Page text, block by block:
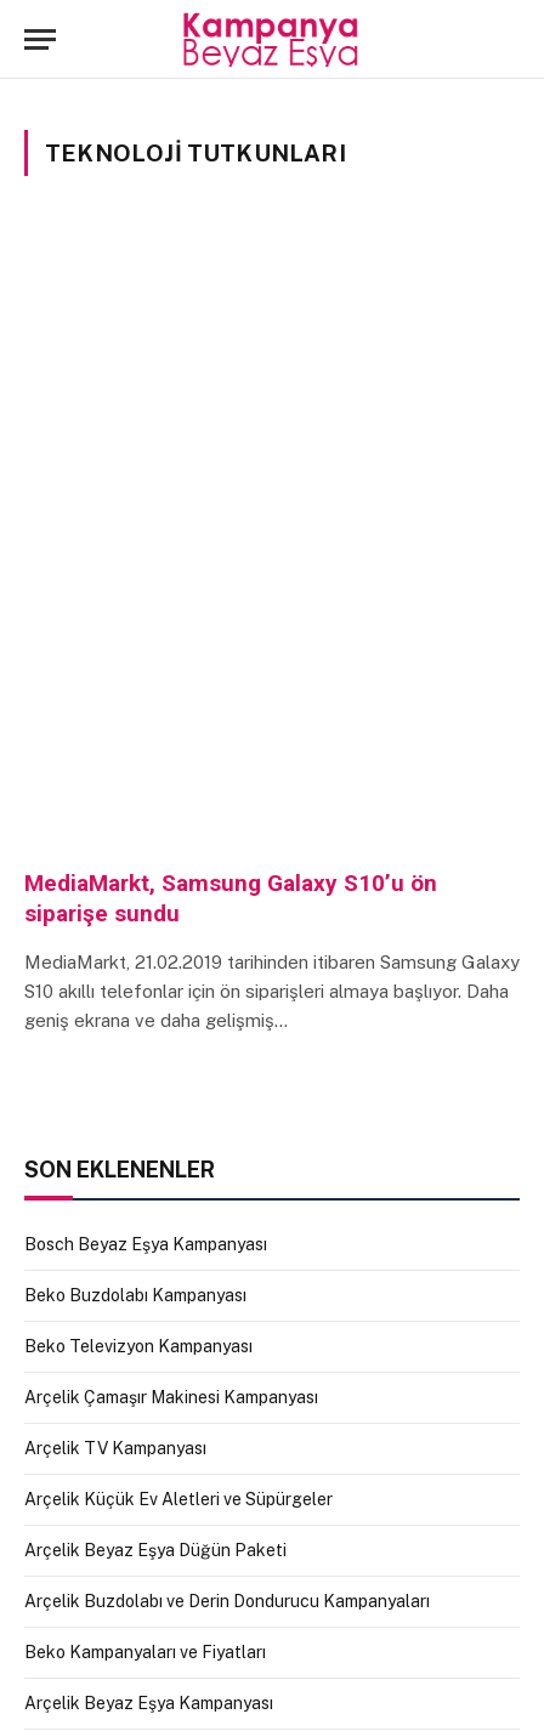
TEKNOLOJI TUTKUNLARI
MediaMarkt, Samsung Galaxy S10’u ön
siparişe sundu
MediaMarkt, 21.02.2019 tarihinden itibaren Samsung Galaxy
S10 akıllı telefonlar için ön siparişleri almaya başlıyor. Daha
geniş ekrana ve daha gelişmiş…
SON EKLENENLER
Bosch Beyaz Eşya Kampanyası
Beko Buzdolabı Kampanyası
Beko Televizyon Kampanyası
Arçelik Çamaşır Makinesi Kampanyası
Arçelik TV Kampanyası
Arçelik Küçük Ev Aletleri ve Süpürgeler
Arçelik Beyaz Eşya Düğün Paketi
Arçelik Buzdolabı ve Derin Dondurucu Kampanyaları
Beko Kampanyaları ve Fiyatları
Arçelik Beyaz Eşya Kampanyası